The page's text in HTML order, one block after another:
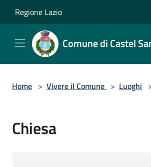
Regione Lazio
Comune di Castel
Home > Vivere il Comune > Luoghi
Chiesa